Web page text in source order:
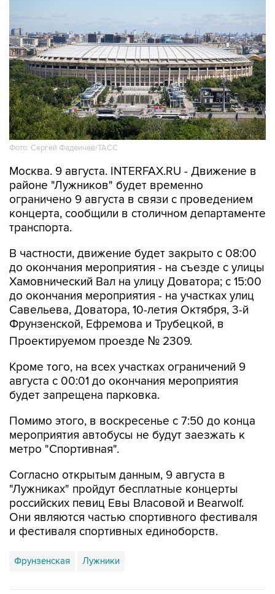
Фото: Сергей Фадеичев/ТАСС
Москва. 9 августа. INTERFAX.RU - Движение в
районе "Лужников" будет временно
ограничено 9 августа в связи с проведением
концерта, сообщили в столичном департаменте
транспорта.
В частности, движение будет закрыто с 08:00
до окончания мероприятия - на съезде с улицы
Хамовнический Вал на улицу Доватора; с 15:00
до окончания мероприятия - на участках улиц
Савельева, Доватора, 10-летия Октября, 3-й
Фрунзенской, Ефремова и Трубецкой, в
Проектируемом проезде № 2309.
Кроме того, на всех участках ограничений 9
августа с 00:01 до окончания мероприятия
будет запрещена парковка.
Помимо этого, в воскресенье с 7:50 до конца
мероприятия автобусы не будут заезжать к
метро "Спортивная".
Согласно открытым данным, 9 августа в
"Лужниках" пройдут бесплатные концерты
российских певиц Евы Власовой и Bearwolf.
Они являются частью спортивного фестиваля
и фестиваля спортивных единоборств.
Фрунзенская Лужники